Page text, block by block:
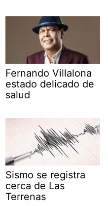
Fernando Villalona
estado delicado de
salud
Sismo se registra
cerca de Las
Terrenas